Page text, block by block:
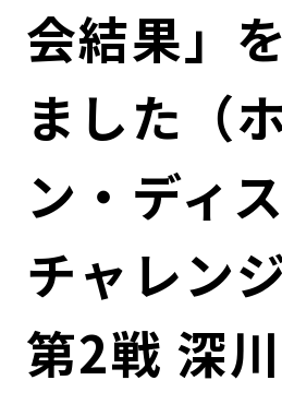
コンダクト向上の取組み
ローカル共創イニシアティブ
財務情報・IR資料
IRニュース
持続可能な金融のフレームワーク
環境
ESGデータ集
会結果」
ました（
ン・ディ
チャレン
第2戦 深川